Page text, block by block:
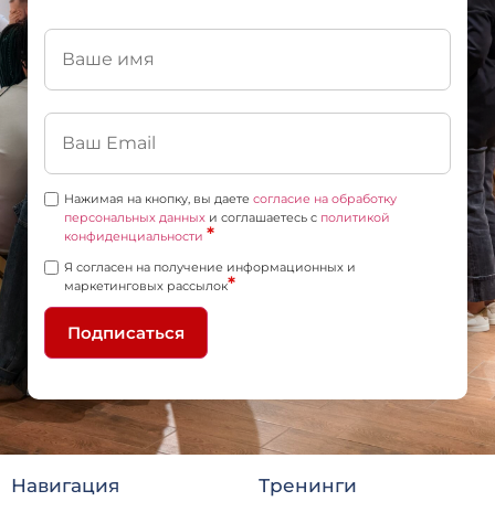
Нажимая на кнопку, вы даете согласие на обработку
персональных данных и соглашаетесь c политикой
конфиденциальности *
Я согласен на получение информационных и
маркетинговых рассылок*
Подписаться
Навигация Тренинги